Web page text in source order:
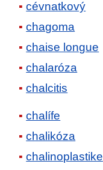
cévnatkový
chagoma
chaise longue
chalaróza
chalcitis
chalífe
chalikóza
chalinoplastike